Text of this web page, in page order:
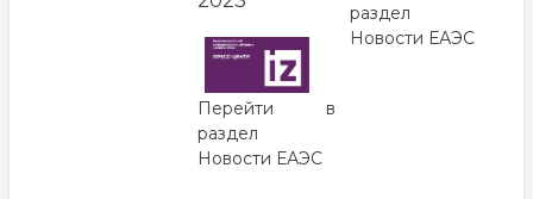
Перейти в
раздел
Новости ЕАЭС
раздел
Новости ЕАЭС